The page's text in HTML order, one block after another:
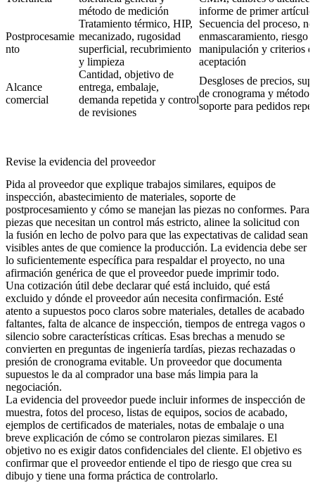
método de medición
informe de primer artículo
Postprocesamie
nto
Tratamiento térmico, HIP,
mecanizado, rugosidad
superficial, recubrimiento
y limpieza
Secuencia del proceso,
enmascaramiento, riesgo
manipulación y criterios
aceptación
Alcance
comercial
Cantidad, objetivo de
entrega, embalaje,
demanda repetida y control
de revisiones
Desgloses de precios,
de cronograma y método
soporte para pedidos
Revise la evidencia del proveedor
Pida al proveedor que explique trabajos similares, equipos de
inspección, abastecimiento de materiales, soporte de
postprocesamiento y cómo se manejan las piezas no conformes. Para
piezas que necesitan un control más estricto, alinee la solicitud con
la fusión en lecho de polvo para que las expectativas de calidad sean
visibles antes de que comience la producción. La evidencia debe ser
lo suficientemente específica para respaldar el proyecto, no una
afirmación genérica de que el proveedor puede imprimir todo.
Una cotización útil debe declarar qué está incluido, qué está
excluido y dónde el proveedor aún necesita confirmación. Esté
atento a supuestos poco claros sobre materiales, detalles de acabado
faltantes, falta de alcance de inspección, tiempos de entrega vagos o
silencio sobre características críticas. Esas brechas a menudo se
convierten en preguntas de ingeniería tardías, piezas rechazadas o
presión de cronograma evitable. Un proveedor que documenta
supuestos le da al comprador una base más limpia para la
negociación.
La evidencia del proveedor puede incluir informes de inspección de
muestra, fotos del proceso, listas de equipos, socios de acabado,
ejemplos de certificados de materiales, notas de embalaje o una
breve explicación de cómo se controlaron piezas similares. El
objetivo no es exigir datos confidenciales del cliente. El objetivo es
confirmar que el proveedor entiende el tipo de riesgo que crea su
dibujo y tiene una forma práctica de controlarlo.